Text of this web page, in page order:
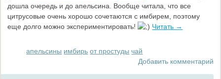
дошла очередь и до апельсина. Вообще читала, что все
цитрусовые очень хорошо сочетаются с имбирем, поэтому
еще долго можно экспериментировать!
Читать →
апельсины имбирь от простуды чай
Добавить комментарий